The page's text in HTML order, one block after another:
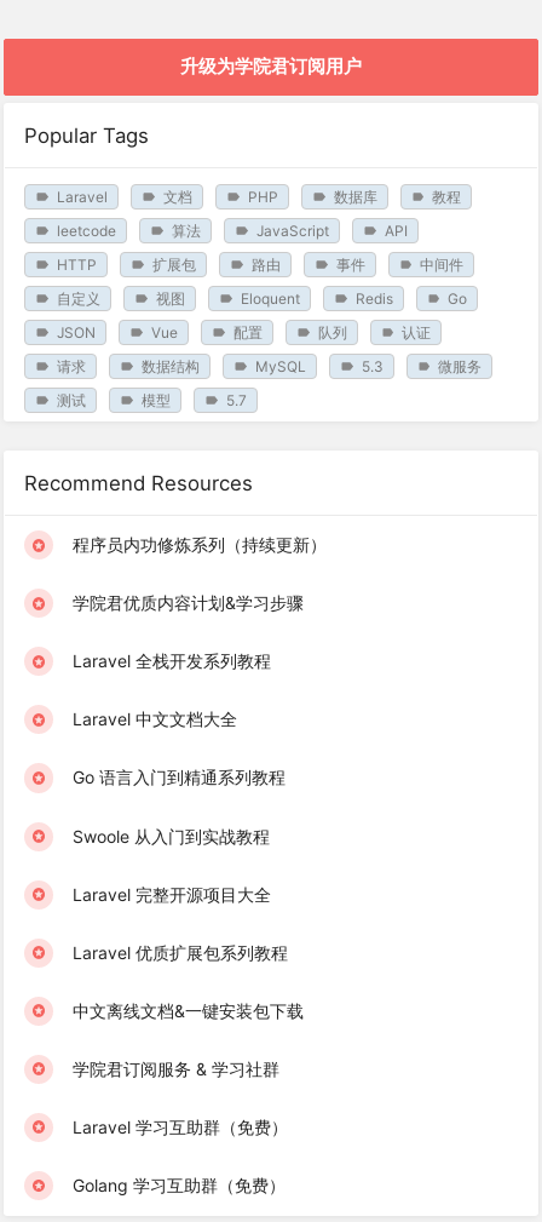
升级为学院君订阅用户
Popular Tags
Laravel 文档 PHP 数据库
教程
leetcode
算法 JavaScript
API
HTTP
扩展包 路由 事件
中间件
自定义
视图 Eloquent Redis
Go
JSON
Vue 配置 队列
认证
请求
数据结构 MySQL 5.3
微服务
测试
模型 5.7
Recommend Resources
程序员内功修炼系列（持续更新）
学院君优质内容计划&学习步骤
Laravel 全栈开发系列教程
Laravel 中文文档大全
Go 语言入门到精通系列教程
Swoole 从入门到实战教程
Laravel 完整开源项目大全
Laravel 优质扩展包系列教程
中文离线文档&一键安装包下载
学院君订阅服务 & 学习社群
Laravel 学习互助群（免费）
Golang 学习互助群（免费）